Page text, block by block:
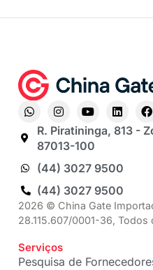
R. Piratininga, 813 -
87013-100
(44) 3027 9500
(44) 3027 9500
2026 © China Gate
28.115.607/0001-36,
Serviços
Pesquisa de